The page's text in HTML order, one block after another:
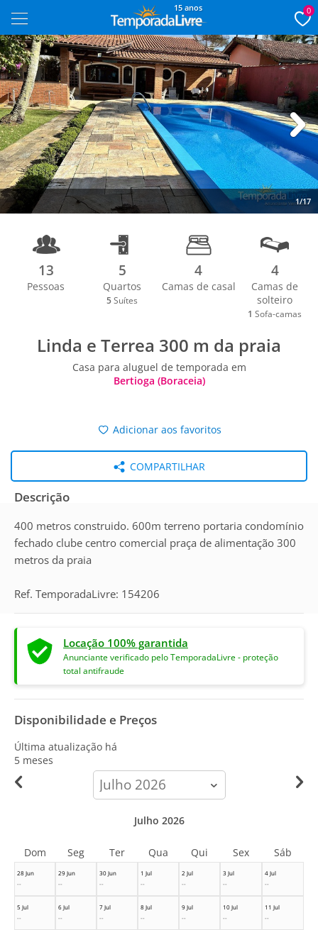
15 anos 0
1/17
Next
13
Pessoas
5
Quartos
5 Suítes
4
Camas de casal
4
Camas de
solteiro
1 Sofa-camas
Linda e Terrea 300 m da praia
Casa para aluguel de temporada em
Bertioga (Boraceia)
Adicionar aos favoritos
COMPARTILHAR
Descrição
400 metros construido. 600m terreno portaria condomínio
fechado clube centro comercial praça de alimentação 300
metros da praia
Ref. TemporadaLivre: 154206
Locação 100% garantida
Anunciante verificado pelo TemporadaLivre - proteção
total antifraude
Disponibilidade e Preços
Última atualização há
5 meses
calendar-
month
28 Jun
--
29 Jun
--
30 Jun
--
1 Jul
--
2 Jul
--
3 Jul
--
4 Jul
--
5 Jul
--
6 Jul
--
7 Jul
--
8 Jul
--
9 Jul
--
10 Jul
--
11 Jul
--
Julho 2026
Dom Seg Ter Qua Qui Sex Sáb